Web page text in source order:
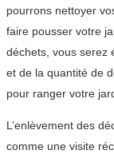
pourrons nettoyer
faire pousser votre
déchets, vous serez
et de la quantité de
pour ranger votre
L’enlèvement des
comme une visite